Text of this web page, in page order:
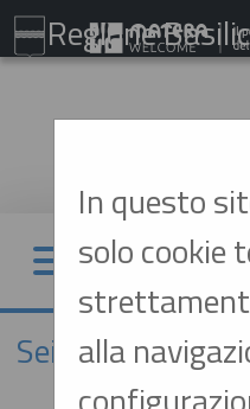
Regione
Sei qui:Home
In questo
solo cookie
alla